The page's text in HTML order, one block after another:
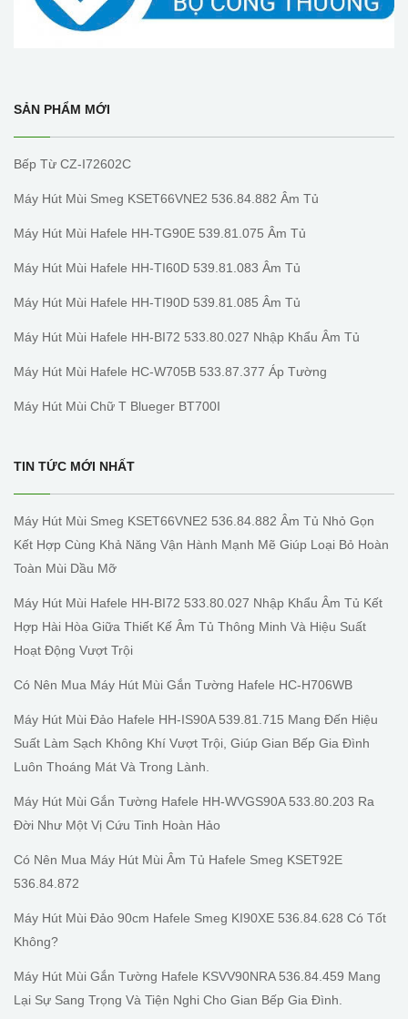
SẢN PHẨM MỚI
Bếp Từ CZ-I72602C
Máy Hút Mùi Smeg KSET66VNE2 536.84.882 Âm Tủ
Máy Hút Mùi Hafele HH-TG90E 539.81.075 Âm Tủ
Máy Hút Mùi Hafele HH-TI60D 539.81.083 Âm Tủ
Máy Hút Mùi Hafele HH-TI90D 539.81.085 Âm Tủ
Máy Hút Mùi Hafele HH-BI72 533.80.027 Nhập Khẩu Âm Tủ
Máy Hút Mùi Hafele HC-W705B 533.87.377 Áp Tường
Máy Hút Mùi Chữ T Blueger BT700I
TIN TỨC MỚI NHẤT
Máy Hút Mùi Smeg KSET66VNE2 536.84.882 Âm Tủ Nhỏ Gọn
Kết Hợp Cùng Khả Năng Vận Hành Mạnh Mẽ Giúp Loại Bỏ Hoàn
Toàn Mùi Dầu Mỡ
Máy Hút Mùi Hafele HH-BI72 533.80.027 Nhập Khẩu Âm Tủ Kết
Hợp Hài Hòa Giữa Thiết Kế Âm Tủ Thông Minh Và Hiệu Suất
Hoạt Động Vượt Trội
Có Nên Mua Máy Hút Mùi Gắn Tường Hafele HC-H706WB
Máy Hút Mùi Đảo Hafele HH-IS90A 539.81.715 Mang Đến Hiệu
Suất Làm Sạch Không Khí Vượt Trội, Giúp Gian Bếp Gia Đình
Luôn Thoáng Mát Và Trong Lành.
Máy Hút Mùi Gắn Tường Hafele HH-WVGS90A 533.80.203 Ra
Đời Như Một Vị Cứu Tinh Hoàn Hảo
Có Nên Mua Máy Hút Mùi Âm Tủ Hafele Smeg KSET92E
536.84.872
Máy Hút Mùi Đảo 90cm Hafele Smeg KI90XE 536.84.628 Có Tốt
Không?
Máy Hút Mùi Gắn Tường Hafele KSVV90NRA 536.84.459 Mang
Lại Sự Sang Trọng Và Tiện Nghi Cho Gian Bếp Gia Đình.